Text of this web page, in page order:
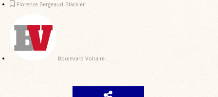
Florence Bergeaud-Blackler
Boulevard Voltaire